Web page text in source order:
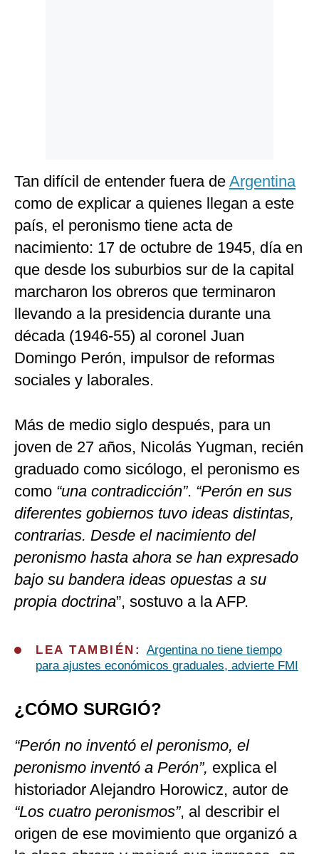
Tan difícil de entender fuera de Argentina
como de explicar a quienes llegan a este
país, el peronismo tiene acta de
nacimiento: 17 de octubre de 1945, día en
que desde los suburbios sur de la capital
marcharon los obreros que terminaron
llevando a la presidencia durante una
década (1946-55) al coronel Juan
Domingo Perón, impulsor de reformas
sociales y laborales.
Más de medio siglo después, para un
joven de 27 años, Nicolás Yugman, recién
graduado como sicólogo, el peronismo es
como “una contradicción”. “Perón en sus
diferentes gobiernos tuvo ideas distintas,
contrarias. Desde el nacimiento del
peronismo hasta ahora se han expresado
bajo su bandera ideas opuestas a su
propia doctrina”, sostuvo a la AFP.
LEA TAMBIÉN: Argentina no tiene tiempo
para ajustes económicos graduales, advierte FMI
¿CÓMO SURGIÓ?
“Perón no inventó el peronismo, el
peronismo inventó a Perón”, explica el
historiador Alejandro Horowicz, autor de
“Los cuatro peronismos”, al describir el
origen de ese movimiento que organizó a